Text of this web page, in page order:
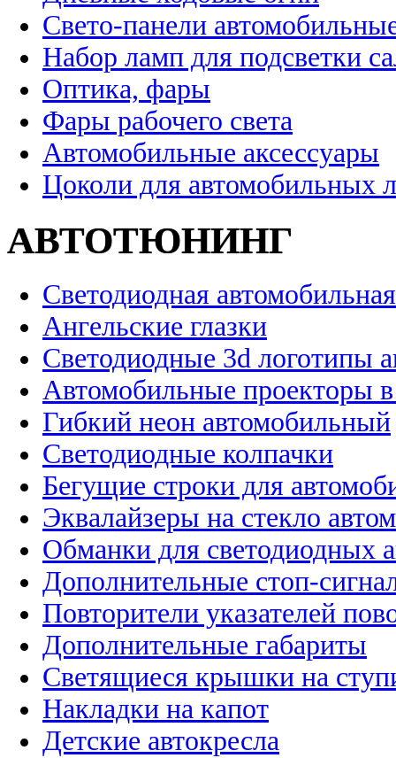
Свето-панели
Набор ламп для подсветки
Оптика, фары
Фары рабочего света
Автомобильные аксессуары
Цоколи для автомобильных
АВТОТЮНИНГ
Светодиодная
Ангельские глазки
Светодиодные 3d логотипы
Автомобильные проекторы
Гибкий неон автомобильный
Светодиодные колпачки
Бегущие строки для
Эквалайзеры на стекло
Обманки для светодиодных
Дополнительные стоп-
Повторители указателей
Дополнительные габариты
Светящиеся крышки на
Накладки на капот
Детские автокресла